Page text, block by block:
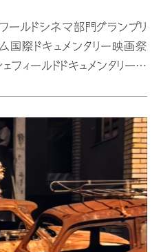
ルドシネマ部門グランプリ
国際ドキュメンタリー映画祭
フィールドドキュメンタリー映
を持っていたら名前はソニー
。スクラップブックに書いた夢
しかし、現在の彼女のファン
ども保護施設の子どもたち
証もなく、アフガニスタンの
の彼女は、不法移民とし…